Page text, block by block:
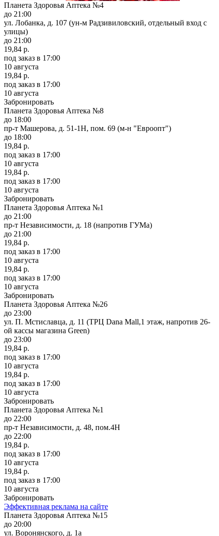
Планета Здоровья Аптека №4
до 21:00
ул. Лобанка, д. 107 (ун-м Радзивиловский, отдельный вход с
улицы)
до 21:00
19,84 р.
под заказ в 17:00
10 августа
19,84 р.
под заказ в 17:00
10 августа
Забронировать
Планета Здоровья Аптека №8
до 18:00
пр-т Машерова, д. 51-1Н, пом. 69 (м-н "Евроопт")
до 18:00
19,84 р.
под заказ в 17:00
10 августа
19,84 р.
под заказ в 17:00
10 августа
Забронировать
Планета Здоровья Аптека №1
до 21:00
пр-т Независимости, д. 18 (напротив ГУМа)
до 21:00
19,84 р.
под заказ в 17:00
10 августа
19,84 р.
под заказ в 17:00
10 августа
Забронировать
Планета Здоровья Аптека №26
до 23:00
ул. П. Мстиславца, д. 11 (ТРЦ Dana Mall,1 этаж, напротив 26-
ой кассы магазина Green)
до 23:00
19,84 р.
под заказ в 17:00
10 августа
19,84 р.
под заказ в 17:00
10 августа
Забронировать
Планета Здоровья Аптека №1
до 22:00
пр-т Независимости, д. 48, пом.4Н
до 22:00
19,84 р.
под заказ в 17:00
10 августа
19,84 р.
под заказ в 17:00
10 августа
Забронировать
Эффективная реклама на сайте
Планета Здоровья Аптека №15
до 20:00
ул. Воронянского, д. 1а